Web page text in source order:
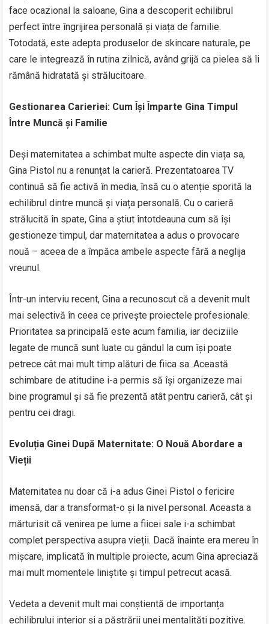
face ocazional la saloane, Gina a descoperit echilibrul
perfect între îngrijirea personală și viața de familie.
Totodată, este adepta produselor de skincare naturale, pe
care le integrează în rutina zilnică, având grijă ca pielea să îi
rămână hidratată și strălucitoare.
Gestionarea Carieriei: Cum Își Împarte Gina Timpul
Între Muncă și Familie
Deși maternitatea a schimbat multe aspecte din viața sa,
Gina Pistol nu a renunțat la carieră. Prezentatoarea TV
continuă să fie activă în media, însă cu o atenție sporită la
echilibrul dintre muncă și viața personală. Cu o carieră
strălucită în spate, Gina a știut întotdeauna cum să își
gestioneze timpul, dar maternitatea a adus o provocare
nouă – aceea de a împăca ambele aspecte fără a neglija
vreunul.
Într-un interviu recent, Gina a recunoscut că a devenit mult
mai selectivă în ceea ce privește proiectele profesionale.
Prioritatea sa principală este acum familia, iar deciziile
legate de muncă sunt luate cu gândul la cum își poate
petrece cât mai mult timp alături de fiica sa. Această
schimbare de atitudine i-a permis să își organizeze mai
bine programul și să fie prezentă atât pentru carieră, cât și
pentru cei dragi.
Evoluția Ginei După Maternitate: O Nouă Abordare a
Vieții
Maternitatea nu doar că i-a adus Ginei Pistol o fericire
imensă, dar a transformat-o și la nivel personal. Aceasta a
mărturisit că venirea pe lume a fiicei sale i-a schimbat
complet perspectiva asupra vieții. Dacă înainte era mereu în
mișcare, implicată în multiple proiecte, acum Gina apreciază
mai mult momentele liniștite și timpul petrecut acasă.
Vedeta a devenit mult mai conștientă de importanța
echilibrului interior și a păstrării unei mentalități pozitive.